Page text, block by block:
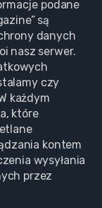
podane
są
danych
nasz serwer.
czy
każdym
które
kontem
wysyłania
przez